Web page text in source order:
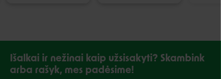
Išalkai ir nežinai kaip užsisakyti? Skambink
arba rašyk, mes padėsime!